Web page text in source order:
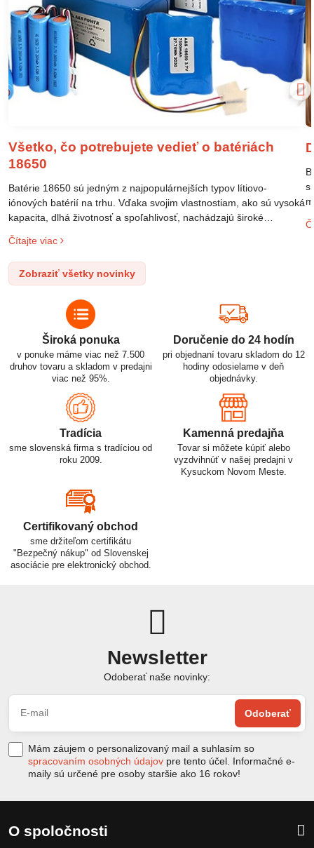
Všetko, čo potrebujete vedieť o batériách
18650
Batérie 18650 sú jedným z najpopulárnejších typov lítiovo-
iónových batérií na trhu. Vďaka svojim vlastnostiam, ako sú vysoká
kapacita, dlhá životnosť a spoľahlivosť, nachádzajú široké
po elektrické vozidlá. Pochopenie ich delenia, označovania a
správneho používania je kľúčom k ich efektívnemu a bezpečnému
využitiu.
Čítajte viac
Zobraziť všetky novinky
Široká ponuka
v ponuke máme viac než 7.500
druhov tovaru a skladom v predajni
viac než 95%.
Doručenie do 24 hodín
pri objednaní tovaru skladom do 12
hodiny odosielame v deň
objednávky.
Tradícia
sme slovenská firma s tradíciou od
roku 2009.
Kamenná predajňa
Tovar si môžete kúpiť alebo
vyzdvihnúť v našej predajni v
Kysuckom Novom Meste.
Certifikovaný obchod
sme držiteľom certifikátu
"Bezpečný nákup" od Slovenskej
asociácie pre elektronický obchod.
Newsletter
Odoberať naše novinky:
Odoberať
Mám záujem o personalizovaný mail a suhlasím so
spracovaním osobných údajov pre tento účel. Informačné e-
maily sú určené pre osoby staršie ako 16 rokov!
O spoločnosti